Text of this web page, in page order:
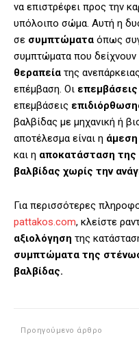
να επιστρέφει προς την
υπόλοιπο σώμα. Αυτή η
σε συμπτώματα όπως
συμπτώματα που δείχνουν
θεραπεία της
επέμβαση. Οι
επεμβάσεις
βαλβίδας με μηχανική ή
αποτέλεσμα είναι η
και η αποκατάσταση της
βαλβίδας χωρίς την
Για περισσότερες
pattakos.com, κλείστε
αξιολόγηση της
συμπτώματα της
βαλβίδας.
Προηγούμενο άρθρο